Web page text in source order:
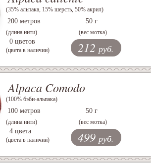
(35% альпака, 15% шерсть, 50% акрил)
200 метров
(длина нити)
50 г
(вес мотка)
0 цветов
(цвета в наличии) 212 руб.
Alpaca Comodo
(100% бэби-альпака)
100 метров
(длина нити)
50 г
(вес мотка)
4 цвета
(цвета в наличии) 499 руб.